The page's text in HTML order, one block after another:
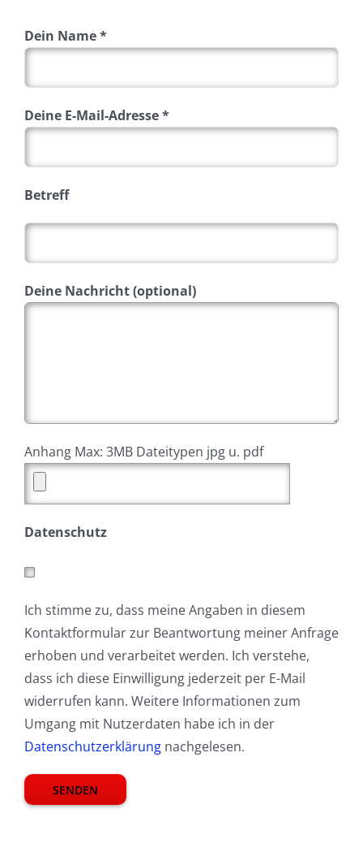
Dein Name *
Deine E-Mail-Adresse *
Betreff
Deine Nachricht (optional)
Anhang Max: 3MB Dateitypen jpg u. pdf
Datenschutz
Ich stimme zu, dass meine Angaben in diesem
Kontaktformular zur Beantwortung meiner Anfrage
erhoben und verarbeitet werden. Ich verstehe,
dass ich diese Einwilligung jederzeit per E-Mail
widerrufen kann. Weitere Informationen zum
Umgang mit Nutzerdaten habe ich in der
Datenschutzerklärungnachgelesen.